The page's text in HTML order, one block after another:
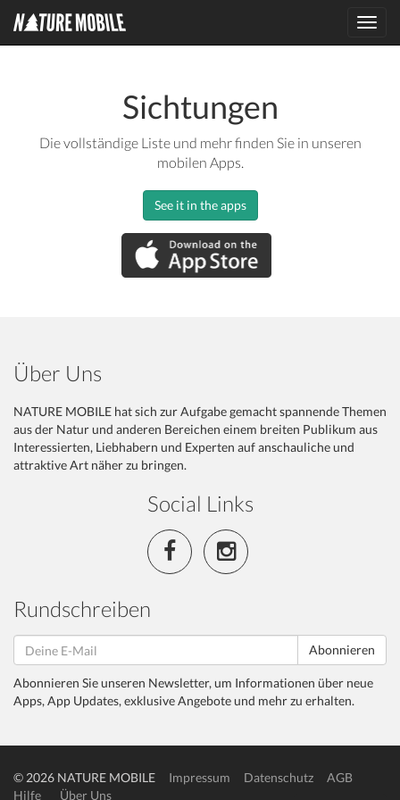
Sichtungen
Die vollständige Liste und mehr finden Sie in unseren
mobilen Apps.
See it in the apps
Über Uns
NATURE MOBILE hat sich zur Aufgabe gemacht spannende Themen
aus der Natur und anderen Bereichen einem breiten Publikum aus
Interessierten, Liebhabern und Experten auf anschauliche und
attraktive Art näher zu bringen.
Social Links
Rundschreiben
Abonnieren
Abonnieren Sie unseren Newsletter, um Informationen über neue
Apps, App Updates, exklusive Angebote und mehr zu erhalten.
© 2026 NATURE MOBILE Impressum Datenschutz
AGB
Hilfe
Über Uns